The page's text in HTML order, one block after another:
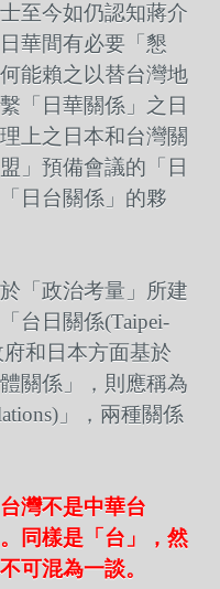
至今如仍認知蔣介
華間有必要「懇
能賴之以替台灣地
「日華關係」之日
上之日本和台灣關
」預備會議的「日
日台關係」的夥
「政治考量」所建
台日關係(Taipei-
府和日本方面基於
關係」，則應稱為
」，兩種關係
灣不是中華台
同樣是「台」，然
可混為一談。